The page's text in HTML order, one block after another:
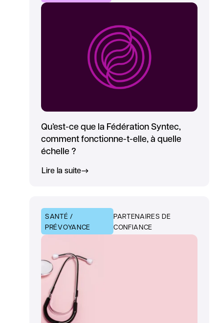
Qu’est-ce que la Fédération Syntec,
comment fonctionne-t-elle, à quelle
échelle ?
Lire la suite
SANTÉ /
PRÉVOYANCE
PARTENAIRES DE
CONFIANCE